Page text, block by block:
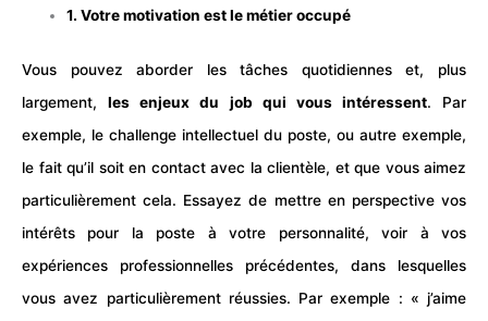
1. Votre motivation est le métier occupé
Vous pouvez aborder les tâches quotidiennes et, plus
largement,les enjeux du job qui vous intéressent. Par
exemple, le challenge intellectuel du poste, ou autre exemple,
le fait qu’il soit en contact avec la clientèle, et que vous aimez
particulièrement cela. Essayez de mettre en perspective vos
intérêts pour la poste à votre personnalité, voir à vos
expériences professionnelles précédentes, dans lesquelles
vous avez particulièrement réussies. Par exemple : « j’aime